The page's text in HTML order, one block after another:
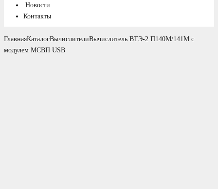
Новости
Контакты
ГлавнаяКаталогВычислителиВычислитель ВТЭ-2 П140М/141М с
модулем МСВП USB